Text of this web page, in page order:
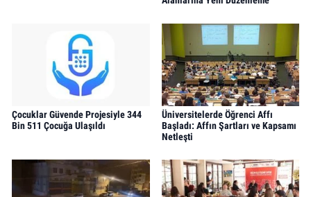
Çocuklar Güvende Projesiyle 344
Bin 511 Çocuğa Ulaşıldı
Üniversitelerde Öğrenci Affı
Başladı: Affın Şartları ve Kapsamı
Netleşti